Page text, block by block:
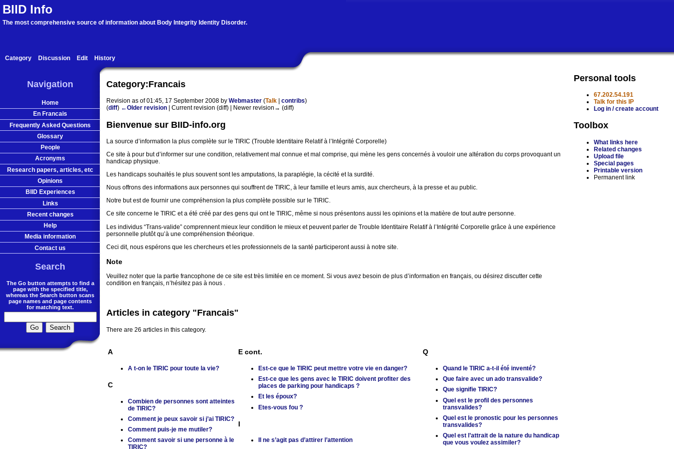
BIID Info
The most comprehensive source of information about Body Integrity Identity Disorder.
Category Discussion Edit History
Category:Francais
Revision as of 01:45, 17 September 2008 byWebmaster (Talk |contribs)
(diff) ←Older revision | Current revision (diff) | Newer revision→ (diff)
Bienvenue sur BIID-info.org
La source d’information la plus complète sur le TIRIC (Trouble Identitaire Relatif à l’Intégrité Corporelle)
Ce site à pour but d’informer sur une condition, relativement mal connue et mal comprise, qui mène les gens concernés à vouloir une altération du corps provoquant un
handicap physique.
Les handicaps souhaités le plus souvent sont les amputations, la paraplégie, la cécité et la surdité.
Nous offrons des informations aux personnes qui souffrent de TIRIC, à leur famille et leurs amis, aux chercheurs, à la presse et au public.
Notre but est de fournir une compréhension la plus complète possible sur le TIRIC.
Ce site concerne le TIRIC et a été créé par des gens qui ont le TIRIC, même si nous présentons aussi les opinions et la matière de tout autre personne.
Les individus “Trans-valide” comprennent mieux leur condition le mieux et peuvent parler de Trouble Identitaire Relatif à l’Intégrité Corporelle grâce à une expérience
personnelle plutôt qu’à une compréhension théorique.
Ceci dit, nous espérons que les chercheurs et les professionnels de la santé participeront aussi à notre site.
Note
Veuillez noter que la partie francophone de ce site est très limitée en ce moment. Si vous avez besoin de plus d’information en français, ou désirez discutter cette
condition en français, n’hésitez pas à nous .
Articles in category "Francais"
There are 26 articles in this category.
A
A t-on le TIRIC pour toute la vie?
C
Combien de personnes sont atteintes
de TIRIC?
Comment je peux savoir si j’ai TIRIC?
Comment puis-je me mutiler?
Comment savoir si une personne à le
TIRIC?
E cont.
Est-ce que le TIRIC peut mettre votre vie en danger?
Est-ce que les gens avec le TIRIC doivent profiter des
places de parking pour handicaps ?
Et les époux?
Etes-vous fou ?
I
Il ne s’agit pas d’attirer l’attention
Q
Quand le TIRIC a-t-il été inventé?
Que faire avec un ado transvalide?
Que signifie TIRIC?
Quel est le profil des personnes
transvalides?
Quel est le pronostic pour les personnes
transvalides?
Quel est l’attrait de la nature du handicap
que vous voulez assimiler?
Navigation
Home
En Francais
Frequently Asked Questions
Glossary
People
Acronyms
Research papers, articles, etc
Opinions
BIID Experiences
Links
Recent changes
Help
Media information
Contact us
Search
The Go button attempts to find a
page with the specified title,
whereas the Search button scans
page names and page contents
for matching text.
Personal tools
67.202.54.191
Talk for this IP
Log in / create account
Toolbox
What links here
Related changes
Upload file
Special pages
Printable version
Permanent link